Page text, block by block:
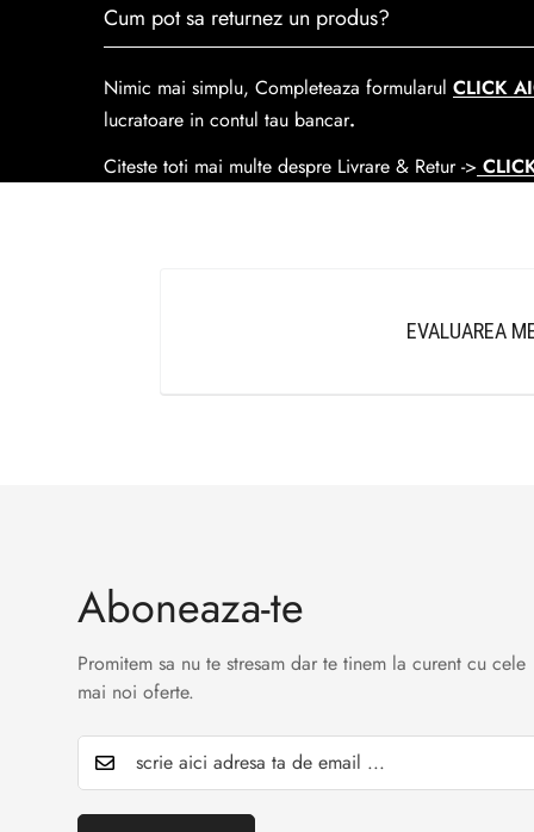
predare laEasybox-ul Emag.
Cosul de livrareeste 15 lei pentru o comanda mai
Cum pot sa returnez un produs?
Nimic mai simplu, Completeaza formularul CLICK
lucratoare in contul tau bancar.
Citeste toti mai multe despre Livrare & Retur ->
EVALUAREA
Aboneaza-te
Promitem sa nu te stresam dar te tinem la curent cu cele
mai noi oferte.